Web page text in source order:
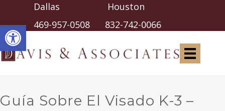
Abrir barra de herramientas
Dallas Houston
469-957-0508 832-742-0066
Guía Sobre El Visado K-3 –